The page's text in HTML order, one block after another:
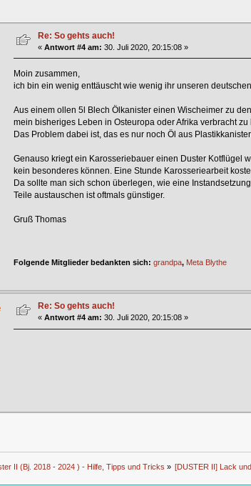
Re: So gehts auch!
« Antwort #4 am: 30. Juli 2020, 20:15:08 »
Moin zusammen,
ich bin ein wenig enttäuscht wie wenig ihr unseren
Aus einem ollen 5l Blech Ölkanister einen Wischeimer zu
mein bisheriges Leben in Osteuropa oder Afrika verbracht zu
Das Problem dabei ist, das es nur noch Öl aus
Genauso kriegt ein Karosseriebauer einen Duster Kotflügel
kein besonderes können. Eine Stunde Karosseriearbeit
Da sollte man sich schon überlegen, wie eine
Teile austauschen ist oftmals günstiger.
Gruß Thomas
Folgende Mitglieder bedankten sich: grandpa, Meta Blythe
Re: So gehts auch!
« Antwort #4 am: 30. Juli 2020, 20:15:08 »
II (Bj. 2018 - 2024 ) - Hilfe, Tipps und Tricks » [DUSTER II] Lack